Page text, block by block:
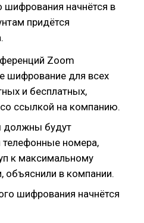
шифрования начнётся в
придётся
Zoom
шифрование для всех
и бесплатных,
ссылкой на компанию.
должны будут
телефонные номера,
к максимальному
объяснили в компании.
шифрования начнётся